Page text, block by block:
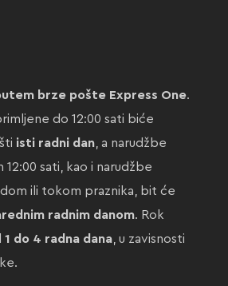
brze pošte Express One.
do 12:00 sati biće
isti radni dan, a narudžbe
12:00 sati, kao i narudžbe
ili tokom praznika, bit će
radnim danom. Rok
1 do 4 radna dana, u zavisnosti